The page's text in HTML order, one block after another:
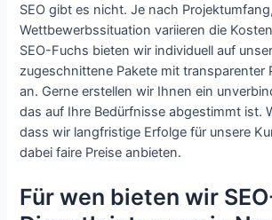
SEO gibt es nicht. Je nach
Wettbewerbssituation variieren die
SEO-Fuchs bieten wir individuell auf
zugeschnittene Pakete mit transparenter
an. Gerne erstellen wir Ihnen ein
das auf Ihre Bedürfnisse abgestimmt ist.
dass wir langfristige Erfolge für unsere
dabei faire Preise anbieten.
Für wen bieten wir